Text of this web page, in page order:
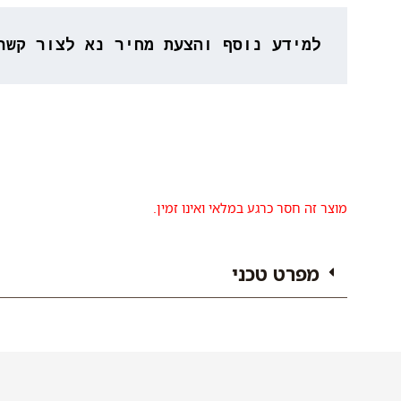
למידע נוסף והצעת מחיר נא לצור קשר 053-
מוצר זה חסר כרגע במלאי ואינו זמין.
מפרט טכני